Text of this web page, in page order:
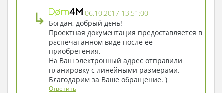
↳
06.10.2017 13:51:00
Богдан, добрый день!
Проектная документация предоставляется в
распечатанном виде после ее
приобретения.
На Ваш электронный адрес отправили
планировку с линейными размерами.
Благодарим за Ваше обращение. )
Ответить